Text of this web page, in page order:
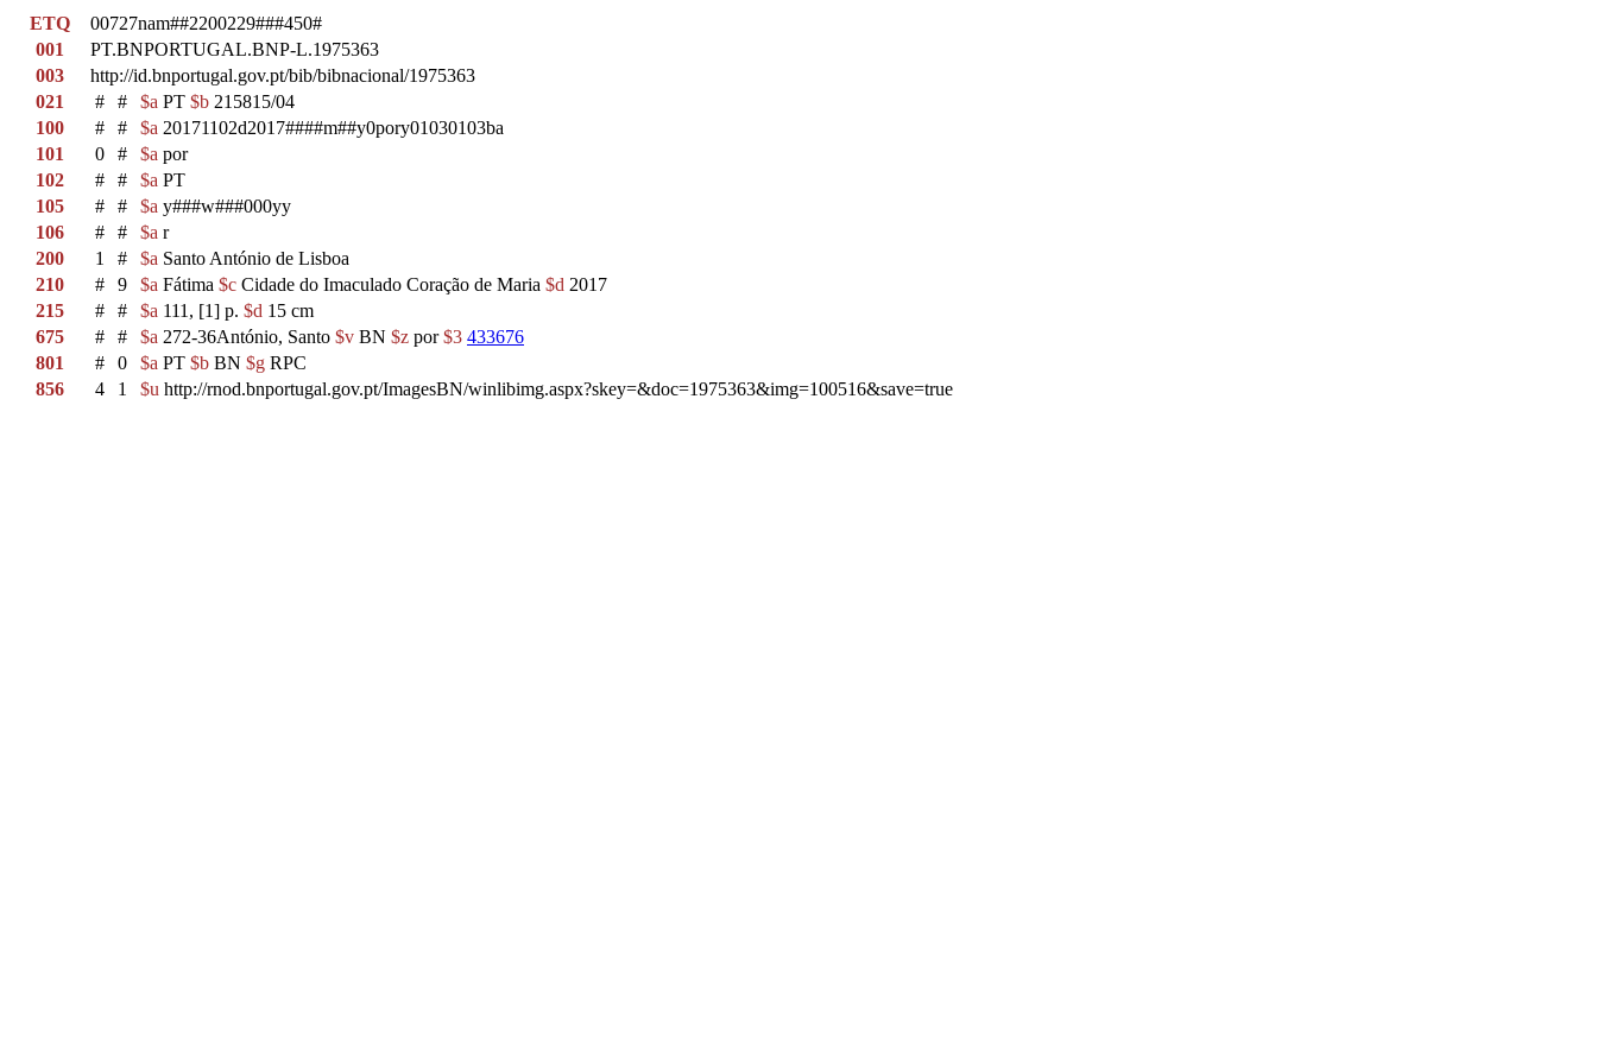
ETQ
00727nam##2200229###450#
001
PT.BNPORTUGAL.BNP-L.1975363
003
http://id.bnportugal.gov.pt/bib/bibnacional/1975363
021
# # $a PT $b 215815/04
100
# # $a 20171102d2017####m##y0pory01030103ba
101
0 # $a por
102
# # $a PT
105
# # $a y###w###000yy
106
# # $a r
200
1 # $a Santo António de Lisboa
210
# 9 $a Fátima $c Cidade do Imaculado Coração de Maria $d 2017
215
# # $a 111, [1] p. $d 15 cm
675
# # $a 272-36António, Santo $v BN $z por$3 433676
801
# 0 $a PT $b BN $g RPC
856
4 1 $u http://rnod.bnportugal.gov.pt/ImagesBN/winlibimg.aspx?skey=&doc=1975363&img=100516&save=true